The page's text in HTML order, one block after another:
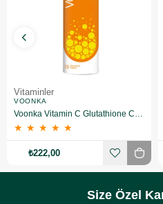
Vitaminler
VOONKA
Voonka Vitamin C Glutathione Complex Efervesan 15 Tablet
★ ★ ★ ★ ★
₺222,00
Size Özel